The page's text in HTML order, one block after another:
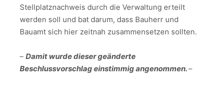
Stellplatznachweis durch die Verwaltung erteilt
werden soll und bat darum, dass Bauherr und
Bauamt sich hier zeitnah zusammensetzen sollten.
– Damit wurde dieser geänderte
Beschlussvorschlag einstimmig angenommen.–